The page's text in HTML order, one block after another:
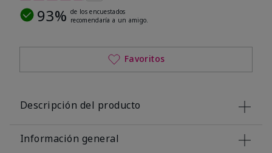
93% de los encuestados
recomendaría a un amigo.
Favoritos
Descripción del producto
Información general